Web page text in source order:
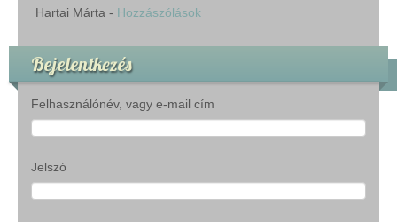
Hartai Márta - Hozzászólások
Bejelentkezés
Felhasználónév, vagy e-mail cím
Jelszó